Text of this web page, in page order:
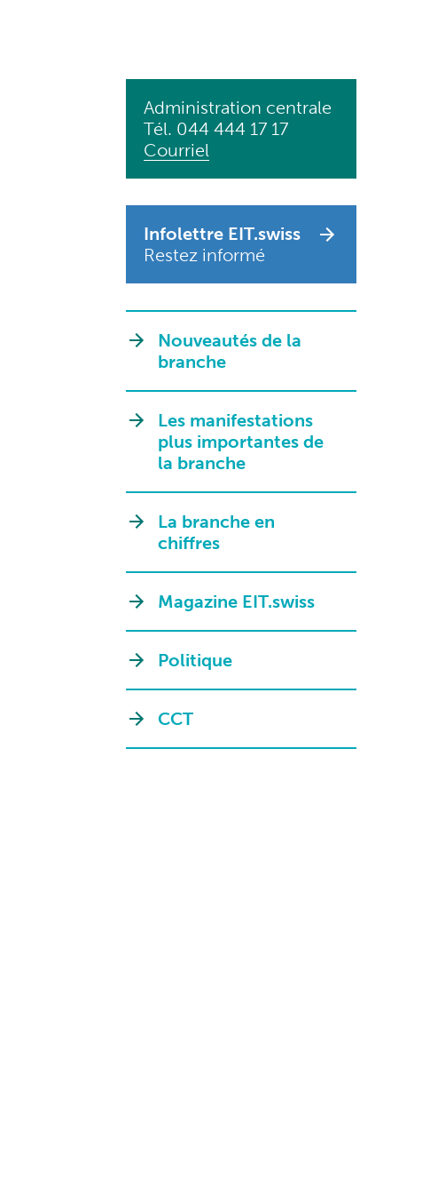
Administration centrale
Tél. 044 444 17 17
Courriel
Infolettre EIT.swiss
Restez informé
Nouveautés de la
branche
Les manifestations
plus importantes de
la branche
La branche en
chiffres
Magazine EIT.swiss
Politique
CCT